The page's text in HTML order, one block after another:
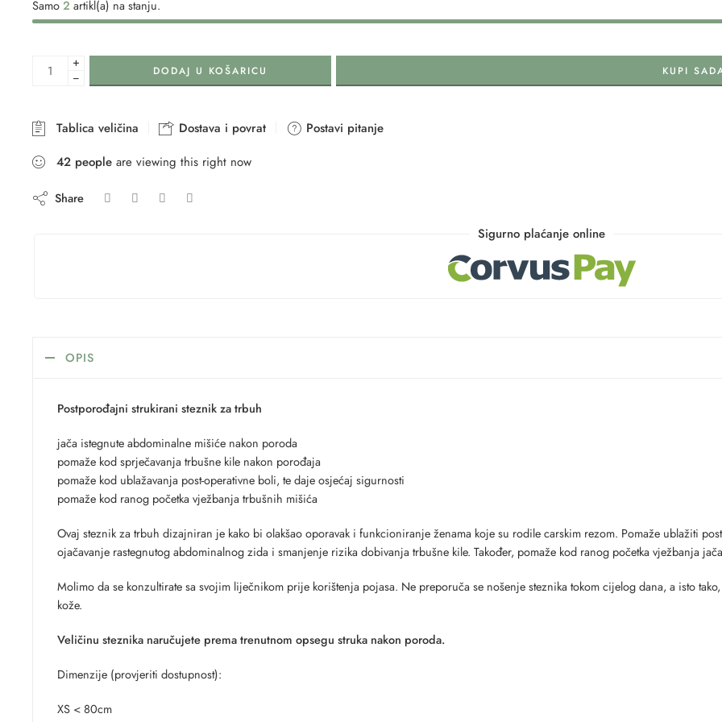
Samo2 artikl(a) na stanju.
+
−
DODAJ U KOŠARICU KUPI
Tablica veličina Dostava i povrat
Postavi pitanje
42 people are viewing this right now
Share
Sigurno plaćanje online
OPIS
Postporođajni strukirani steznik za trbuh
jača istegnute abdominalne mišiće nakon poroda
pomaže kod sprječavanja trbušne kile nakon porođaja
pomaže kod ublažavanja post-operativne boli, te daje osjećaj sigurnosti
pomaže kod ranog početka vježbanja trbušnih mišića
Ovaj steznik za trbuh dizajniran je kako bi olakšao oporavak i funkcioniranje ženama koje su rodile carskim rezom. Pomaže ublažiti
ojačavanje rastegnutog abdominalnog zida i smanjenje rizika dobivanja trbušne kile. Također, pomaže kod ranog početka vježbanja
Molimo da se konzultirate sa svojim liječnikom prije korištenja pojasa. Ne preporuča se nošenje steznika tokom cijelog dana, a isto
kože.
Veličinu steznika naručujete prema trenutnom opsegu struka nakon poroda.
Dimenzije (provjeriti dostupnost):
XS < 80cm